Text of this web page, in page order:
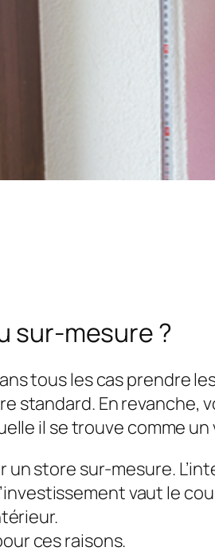
sur-mesure ?
tous les cas prendre
standard. En
il se trouve comme
un store sur-mesure.
vaut le
ces raisons.